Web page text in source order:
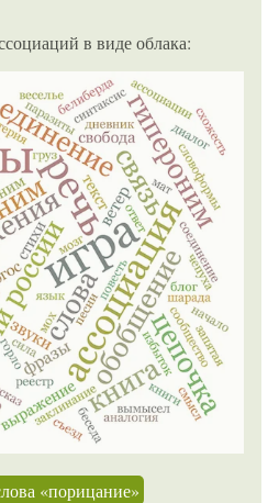
в виде облака:
«порицание»